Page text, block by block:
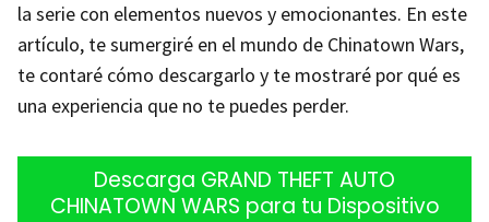
la serie con elementos nuevos y emocionantes. En este
artículo, te sumergiré en el mundo de Chinatown Wars,
te contaré cómo descargarlo y te mostraré por qué es
una experiencia que no te puedes perder.
Descarga GRAND THEFT AUTO
CHINATOWN WARS para tu Dispositivo